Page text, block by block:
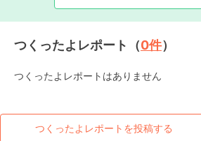
つくったよレポート（0件）
つくったよレポートはありません
つくったよレポートを投稿する